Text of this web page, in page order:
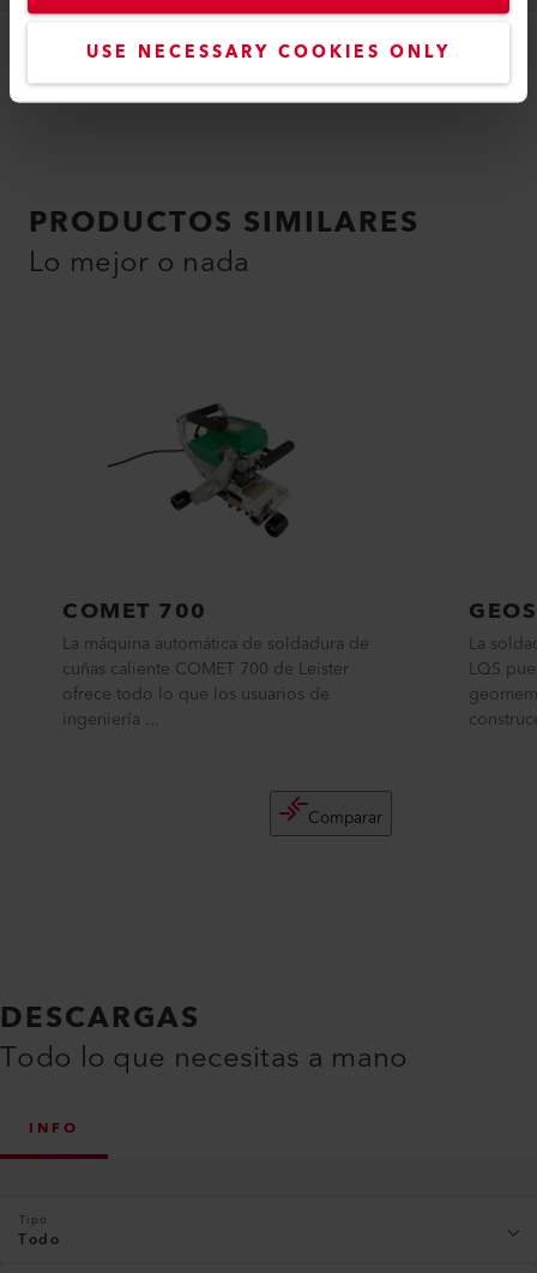
USE NECESSARY COOKIES ONLY
PRODUCTOS SIMILARES
Lo mejor o nada
COMET 700
La máquina automática de soldadura de
cuñas caliente COMET 700 de Leister
ofrece todo lo que los usuarios de
ingeniería ...
Comparar
La
LQS
DESCARGAS
Todo lo que necesitas a mano
INFO
Tipo
Todo